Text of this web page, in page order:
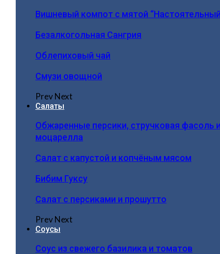
Вишневый компот с мятой
Безалкогольная Сангрия
Облепиховый чай
Смузи овощной
PrevNext
Салаты
Обжаренные персики, стручковая фасоль
моцарелла
Салат с капустой и копчёным мясом
Бибим Гуксу
Салат с персиками и прошутто
PrevNext
Соусы
Соус из свежего базилика и томатов